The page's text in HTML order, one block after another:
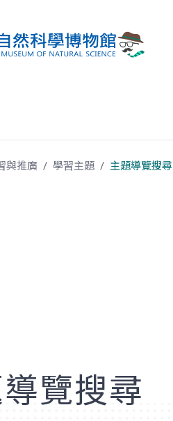
與推廣 學習主題 主題導覽搜尋
覽搜尋